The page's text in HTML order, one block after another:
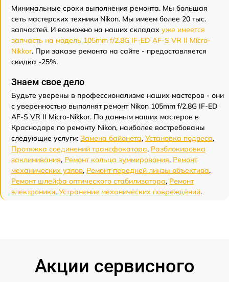
Минимальные сроки выполнения ремонта. Мы большая
сеть мастерских техники Nikon. Мы имеем более 20 тыс.
запчастей. И возможно на наших складах уже имеется
запчасть на модель 105mm f/2.8G IF-ED AF-S VR II Micro-
Nikkor. При заказе ремонта на сайте - предоставляется
скидка -25%.
Знаем свое дело
Будьте уверены в профессионализме наших мастеров - они
с уверенностью выполнят ремонт Nikon 105mm f/2.8G IF-ED
AF-S VR II Micro-Nikkor. По данным наших мастеров в
Краснодаре по ремонту Nikon, наиболее востребованы
следующие услуги: Замена байонета, Установка подвеса,
Протяжка соединений трансфокатора, Разблокировка
заклинивания, Ремонт кольца зуммирования, Ремонт
механических узлов, Ремонт передней линзы объектива,
Ремонт шлейфа оптического стабилизатора, Ремонт
электроники, Устранение механических повреждений.
Акции сервисного